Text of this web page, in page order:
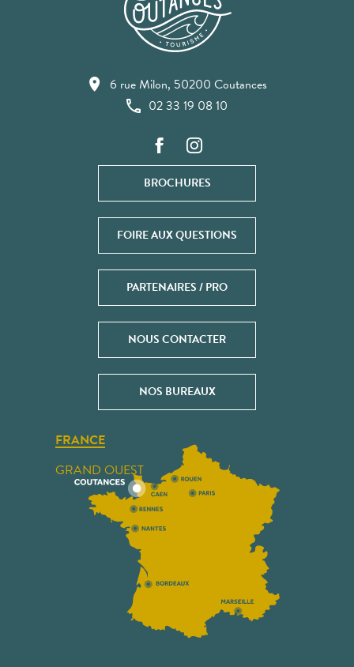
6 rue Milon, 50200 Coutances
02 33 19 08 10
BROCHURES
FOIRE AUX QUESTIONS
PARTENAIRES / PRO
NOUS CONTACTER
NOS BUREAUX
FRANCE
GRAND OUEST